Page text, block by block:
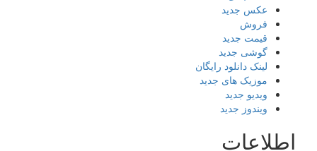
عکس جدید
فروش
قیمت جدید
گوشی جدید
لینک دانلود رایگان
موزیک های جدید
ویدیو جدید
ویندوز جدید
اطلاعات